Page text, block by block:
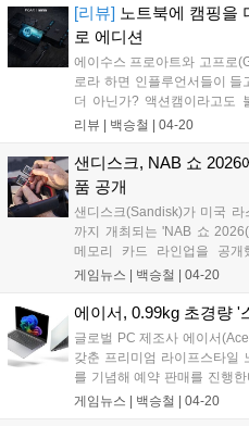
었다. 또한 새로운 메인보드
한 성능과 향상된 처리량을 제
[리뷰] 노트북에 캠핑을
로 에디션
에이수스 프로아트와 고프로
로라 하면 인플루언서들이
더 아닌가? 액션캠이라고도
섞인, 감성으로 얘기하자면
쳐 '에이수스 프로아트 고프로
보였다....
리뷰 | 백승철 04-20
샌디스크, NAB 쇼 2026
품 공개
샌디스크(Sandisk)가 미국
까지 개최되는 'NAB 쇼
메모리 카드 라인업을 공
Extreme PRO CFexpress
V60 및 V90 카드로 구성되며,
과 용량을 제공한다....
게임뉴스 | 백승철 04-20
에이서, 0.99kg 초경량 '
글로벌 PC 제조사 에이서
갖춘 프리미엄 라이프스타일
를 기념해 예약 판매를 진행
코어 울트라 시리즈 3(코드명
게임뉴스 | 백승철 04-20